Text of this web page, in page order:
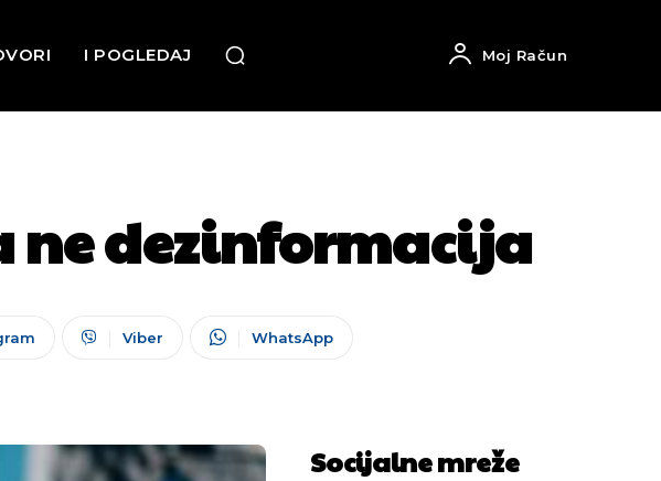
I POGLEDAJ Moj Račun
dezinformacija
Viber WhatsApp
Socijalne mreže